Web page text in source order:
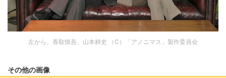
左から、香取慎吾、山本耕史 （C）「アノニマス」製作委員会
その他の画像